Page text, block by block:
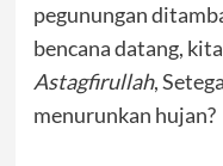
pegunungan
bencana datang,
Astagfirullah,
menurunkan hujan?